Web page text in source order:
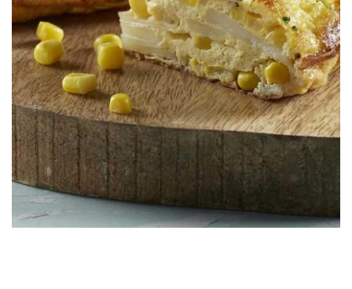
Tortilla Española Con Elote Dorados
S&W®